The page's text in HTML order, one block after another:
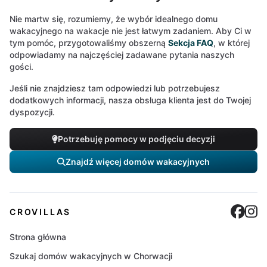
Nie martw się, rozumiemy, że wybór idealnego domu
wakacyjnego na wakacje nie jest łatwym zadaniem. Aby Ci w
tym pomóc, przygotowaliśmy obszerną Sekcja FAQ, w której
odpowiadamy na najczęściej zadawane pytania naszych
gości.
Jeśli nie znajdziesz tam odpowiedzi lub potrzebujesz
dodatkowych informacji, nasza obsługa klienta jest do Twojej
dyspozycji.
Potrzebuję pomocy w podjęciu decyzji
Znajdź więcej domów wakacyjnych
CROVILLAS
Strona główna
Szukaj domów wakacyjnych w Chorwacji